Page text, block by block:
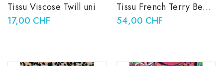
Tissu Viscose Twill uni
17,00 CHF
Tissu French Terry Bee
you panel
54,00 CHF